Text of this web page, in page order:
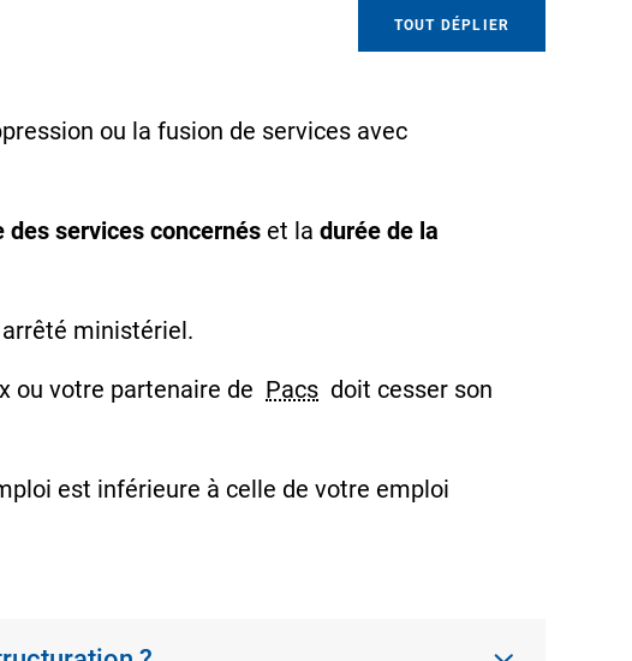
TOUT DÉPLIER
ou la fusion de services avec
des services concernés et la durée de la
ministériel.
ou votre partenaire de Pacs doit cesser son
est inférieure à celle de votre emploi